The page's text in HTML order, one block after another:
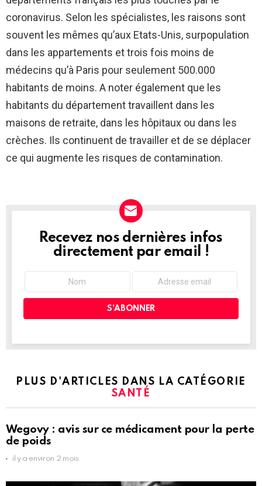
coronavirus. Selon les spécialistes, les raisons sont
souvent les mêmes qu’aux Etats-Unis, surpopulation
dans les appartements et trois fois moins de
médecins qu’à Paris pour seulement 500.000
habitants de moins. A noter également que les
habitants du département travaillent dans les
maisons de retraite, dans les hôpitaux ou dans les
crèches. Ils continuent de travailler et de se déplacer
ce qui augmente les risques de contamination.
NEWSLETTER
Recevez nos dernières infos
directement par email !
PLUS D'ARTICLES DANS LA CATÉGORIE
SANTÉ
Wegovy : avis sur ce médicament pour la perte
de poids
il y a environ 2 mois